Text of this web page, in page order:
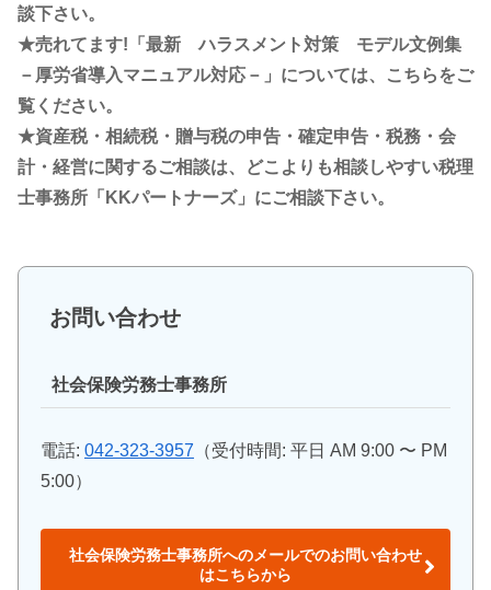
談下さい。
★売れてます!「最新 ハラスメント対策 モデル文例集
－厚労省導入マニュアル対応－」については、こちらをご
覧ください。
★資産税・相続税・贈与税の申告・確定申告・税務・会
計・経営に関するご相談は、どこよりも相談しやすい税理
士事務所「KKパートナーズ」にご相談下さい。
お問い合わせ
社会保険労務士事務所
電話: 042-323-3957 （受付時間: 平日 AM 9:00 〜 PM
5:00）
社会保険労務士事務所へのメールでのお問い合わせ
はこちらから